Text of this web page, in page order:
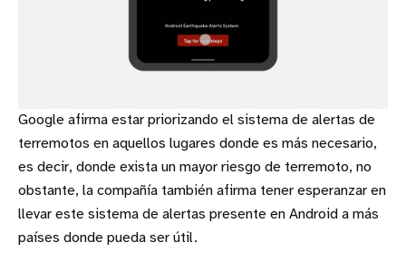
Google afirma estar priorizando el sistema de alertas de
terremotos en aquellos lugares donde es más necesario,
es decir, donde exista un mayor riesgo de terremoto, no
obstante, la compañía también afirma tener esperanzar en
llevar este sistema de alertas presente en Android a más
países donde pueda ser útil.